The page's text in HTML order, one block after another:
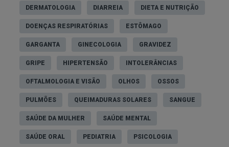
DERMATOLOGIA DIARREIA DIETA E NUTRIÇÃO
DOENÇAS RESPIRATÓRIAS ESTÔMAGO
GARGANTA GINECOLOGIA GRAVIDEZ
GRIPE HIPERTENSÃO INTOLERÂNCIAS
OFTALMOLOGIA E VISÃO OLHOS OSSOS
PULMÕES QUEIMADURAS SOLARES SANGUE
SAÚDE DA MULHER SAÚDE MENTAL
SAÚDE ORAL PEDIATRIA PSICOLOGIA